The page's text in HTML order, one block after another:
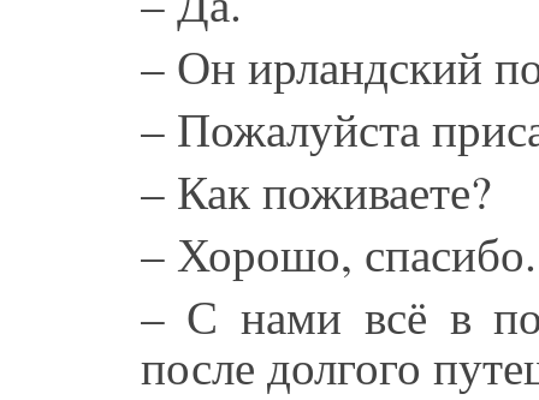
– Он ирландский
– Пожалуйста
– Как поживаете?
– Хорошо, спасибо.
– С нами всё в
после долгого